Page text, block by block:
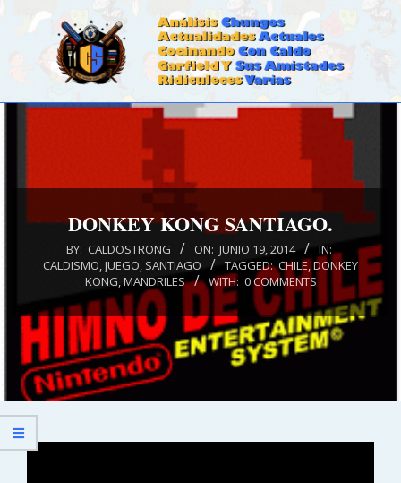
CALDOSTRONG.COM
Primary
Navigation
Menu
DONKEY KONG SANTIAGO.
BY: CALDOSTRONG ON: JUNIO 19, 2014
IN:
CALDISMO JUEGO SANTIAGO TAGGED: CHILE,DONKEY
KONG MANDRILES WITH: 0 COMMENTS